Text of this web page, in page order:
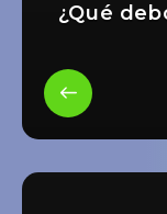
¿Qué